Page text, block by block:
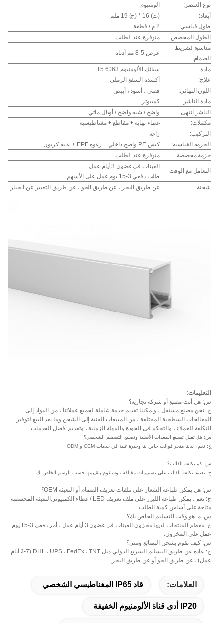
نوع العنصر:
الومنيوم
أبعاد:
(ث) 16 * (ح) 19 ملم
طول قياسي:
الطول المخصص:
متوفرة عند الطلب
مناسبة لشريط
الصمام:
عرض 5-8 مم أدناه
مادة:
سبائك الألومنيوم 6063 T5
علاج:
أكسدة السفع الرملي
اللون النهائي:
فضي ، أسود ، أبيض
مادة الناشر:
كمبيوتر
الناشر انتهى:
واضح / شبه واضح / أوبال ماتي
مكملات:
غطاء نهاية + مقاطع + مغناطيسية
التركيب:
راحة
الحزمة القياسية:
كيس PE واضح داخلي + رغوة EPE + علبة كرتون
حزمة مخصصة:
متوفرة عند الطلب
التعامل مع الوقت
العينات في غضون 3 أيام عمل
طلب دفعي 3-15 يوم عمل على الأسهم
شحنة
عن طريق البحر ، عن طريق الجو ، عن طريق التعبير عن الخيار
التعليمات:
س: هل أنت مصنع أو شركة تجارية؟
ج: نحن مصنع مستقل ، ويمكننا تقديم خدمة شاملة لجميع عملائنا ، من المواد إلى
المعالجات السطحية المختلفة ، من المبيعات الفنية إلى الشحن وما بعد البيع.لتوفير
التكلفة للعملاء ، والتحكم في الجودة والمهلة الزمنية ، وتقديم أفضل الخدمات.
س: هل تقبل تصنيع المعدات الأصلية وتصنيع التصميم الشخصي؟
ج: نعم ، لدينا متجر قوالب خاص بنا وخبرة غنية في خدمات OEM و ODM.
س: كم تكلفة القالب؟
ج: تعتمد تكلفة القالب على تصميمات مختلفة ، وسنقوم بتقييمها حسب الرسم الخاص بك.
س: هل يمكن طباعة الشعار على ملفات تعريف الصمام أو التعبئة OEM؟
ج: نعم ، يمكن طباعة الليزر على ملف تعريف LED / غطاء الكمبيوتر.التعبئة المخصصة
متاحة على أساس كمية الطلب.
س: ما هو وقت التسليم الخاص بك؟
ج: معظم المنتجات لديها مخزون.العينات في غضون 3 أيام عمل ، أمر دفعي 3-15 يوم
عمل على المخزون.
س: كيف تقوم بشحن البضائع ومتى؟
ج: عادة عن طريق التسليم السريع الدولي مثل DHL ، UPS ، FedEx ، TNT (3-7 أيام
عمل) ، عن طريق الجو أو عن طريق البحر
العلامات: قاد IP65 المغناطيسي الشخصي
IP20 أدى قناة الألومنيوم الخفيفة